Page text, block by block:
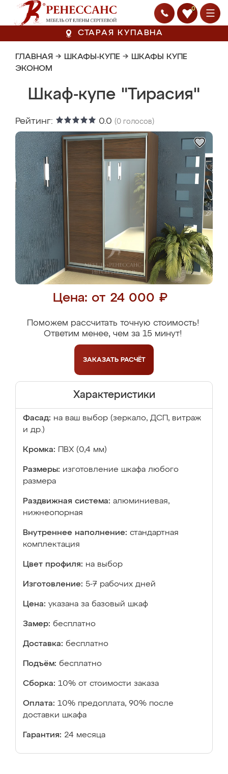
0
СТАРАЯ КУПАВНА
ГЛАВНАЯ → ШКАФЫ-КУПЕ → ШКАФЫ КУПЕ
ЭКОНОМ
Шкаф-купе "Тирасия"
Рейтинг: 0.0 (0 голосов)
Цена: от 24 000 ₽
Поможем рассчитать точную стоимость!
Ответим менее, чем за 15 минут!
ЗАКАЗАТЬ РАСЧЁТ
Характеристики
Фасад: на ваш выбор (зеркало, ДСП, витраж
и др.)
Кромка: ПВХ (0,4 мм)
Размеры: изготовление шкафа любого
размера
Раздвижная система: алюминиевая,
нижнеопорная
Внутреннее наполнение: стандартная
комплектация
Цвет профиля: на выбор
Изготовление: 5-7 рабочих дней
Цена: указана за базовый шкаф
Замер: бесплатно
Доставка: бесплатно
Подъём: бесплатно
Сборка: 10% от стоимости заказа
Оплата: 10% предоплата, 90% после
доставки шкафа
Гарантия: 24 месяца